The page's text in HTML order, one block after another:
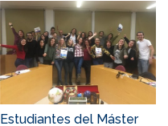
Estudiantes del Máster